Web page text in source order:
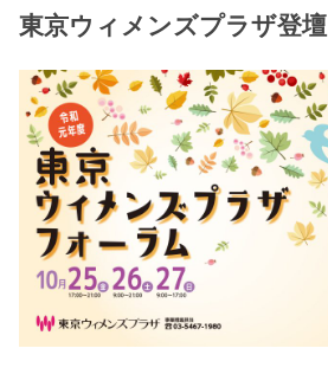
東京ウィメンズプラザ登壇